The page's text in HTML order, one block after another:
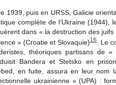
1939, puis en URSS, Galicie
complète de l’Ukraine (1944),
dans « la destruction des
» (Croatie et Slovaquie)16
. Le
théoriques partisans de «
Bandera et Stetsko en
en fuite, assura en leur nom
ukrainienne » (UPA) :